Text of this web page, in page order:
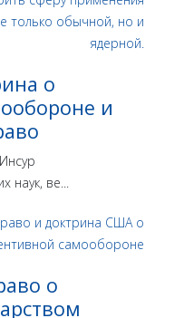
o
и
наук, ве...
о